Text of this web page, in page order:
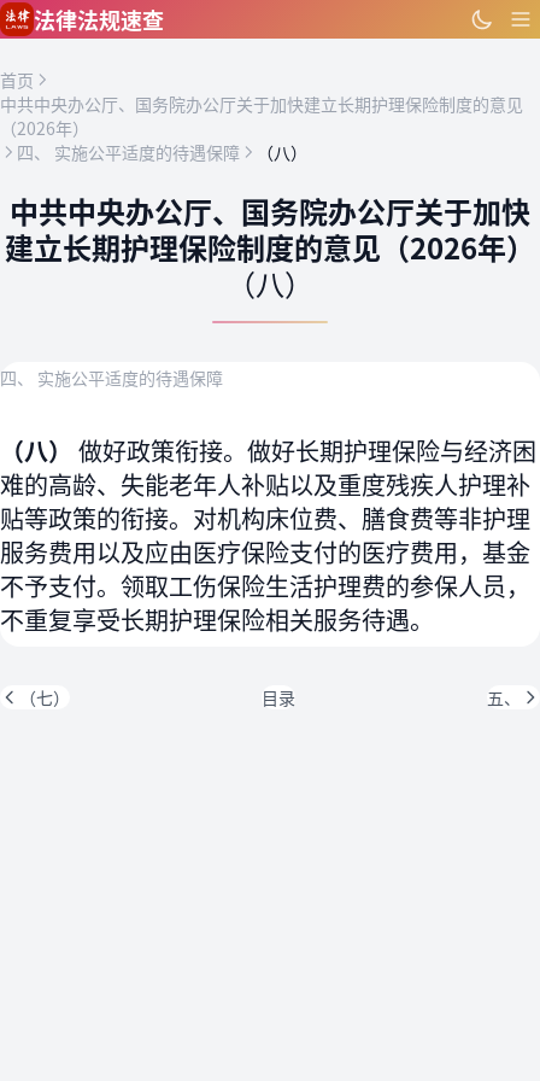
跳到主要内容
法律法规速查
首页
中共中央办公厅、国务院办公厅关于加快建立长期护理保险制度的意见
（2026年）
四、 实施公平适度的待遇保障
（八）
中共中央办公厅、国务院办公厅关于加快
建立长期护理保险制度的意见（2026年）
（八）
四、 实施公平适度的待遇保障
（八） 做好政策衔接。做好长期护理保险与经济困
难的高龄、失能老年人补贴以及重度残疾人护理补
贴等政策的衔接。对机构床位费、膳食费等非护理
服务费用以及应由医疗保险支付的医疗费用，基金
不予支付。领取工伤保险生活护理费的参保人员，
不重复享受长期护理保险相关服务待遇。
（七） 目录 五、